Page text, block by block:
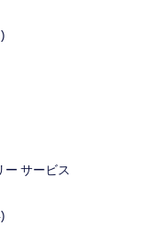
ー サービス